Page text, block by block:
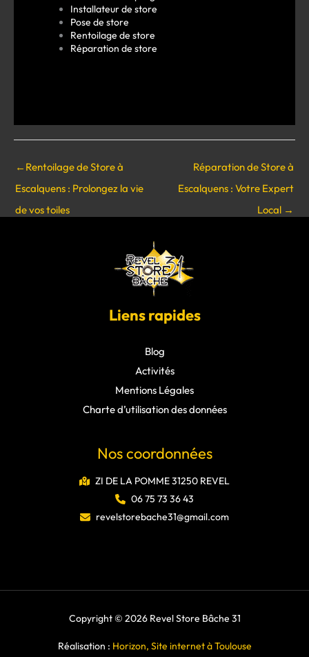
Installateur de store
Pose de store
Rentoilage de store
Réparation de store
← Rentoilage de Store à
Escalquens : Prolongez la vie
de vos toiles
Réparation de Store à
Escalquens : Votre Expert
Local →
Liens rapides
Blog
Activités
Mentions Légales
Charte d’utilisation des données
Nos coordonnées
ZI DE LA POMME 31250 REVEL
06 75 73 36 43
revelstorebache31@gmail.com
Copyright © 2026 Revel Store Bâche 31
Réalisation : Horizon, Site internet à Toulouse